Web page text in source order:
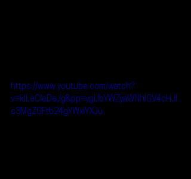
https://www.youtube.com/watch?
v=kILeCIeDeJg&pp=ygUbYWZyaWNhIGV4cHJl
c3MgZGFtb24gYWxiYXJu